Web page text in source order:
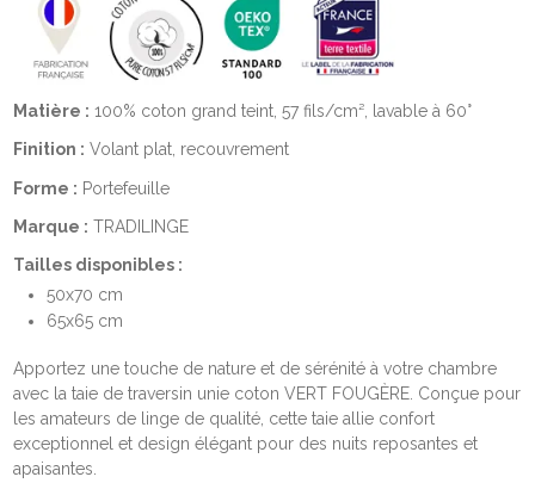
Matière : 100% coton grand teint, 57 fils/cm², lavable à 60°
Finition : Volant plat, recouvrement
Forme : Portefeuille
Marque : TRADILINGE
Tailles disponibles :
50x70 cm
65x65 cm
Apportez une touche de nature et de sérénité à votre chambre
avec la taie de traversin unie coton VERT FOUGÈRE. Conçue pour
les amateurs de linge de qualité, cette taie allie confort
exceptionnel et design élégant pour des nuits reposantes et
apaisantes.